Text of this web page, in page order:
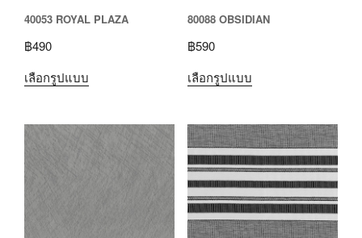
40053 ROYAL PLAZA
฿490
เลือกรูปแบบ
80088 OBSIDIAN
฿590
เลือกรูปแบบ